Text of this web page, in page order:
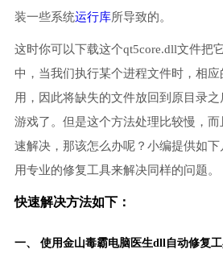
装一些系统运行库所导致的。
这时你可以下载这个qt5core.dll文件把
中，当我们执行某个进程文件时，相
用，因此将缺失的文件放回到原目录
游戏了。但是这个方法处理比较慢，
速解决，那该怎么办呢？小编提供如
用专业的修复工具来解决同样的问题。
快速解决方法如下：
一、 使用金山毒霸电脑医生dll自动修复工